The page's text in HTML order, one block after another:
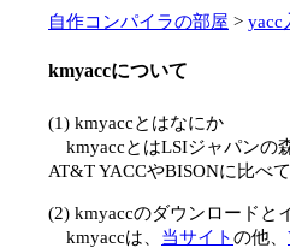
自作コンパイラの部屋 > yacc
kmyaccについて
(1) kmyaccとはなにか
kmyaccとはLSIジャパンの
AT&T YACCやBISONに比べ
(2) kmyaccのダウンロードと
kmyaccは、 当サイトの他、